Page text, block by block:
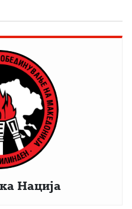
Нација